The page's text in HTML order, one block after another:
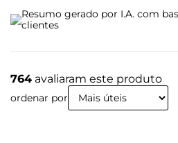
Design
173 g
Dimensões
Resumo gerado por I.A. com
clientes
764 avaliaram este produto
ordenar por